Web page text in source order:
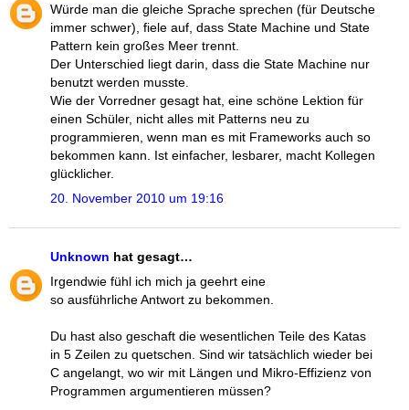
Würde man die gleiche Sprache sprechen (für Deutsche
immer schwer), fiele auf, dass State Machine und State
Pattern kein großes Meer trennt.
Der Unterschied liegt darin, dass die State Machine nur
benutzt werden musste.
Wie der Vorredner gesagt hat, eine schöne Lektion für
einen Schüler, nicht alles mit Patterns neu zu
programmieren, wenn man es mit Frameworks auch so
bekommen kann. Ist einfacher, lesbarer, macht Kollegen
glücklicher.
20. November 2010 um 19:16
Unknown hat gesagt…
Irgendwie fühl ich mich ja geehrt eine
so ausführliche Antwort zu bekommen.
Du hast also geschaft die wesentlichen Teile des Katas
in 5 Zeilen zu quetschen. Sind wir tatsächlich wieder bei
C angelangt, wo wir mit Längen und Mikro-Effizienz von
Programmen argumentieren müssen?